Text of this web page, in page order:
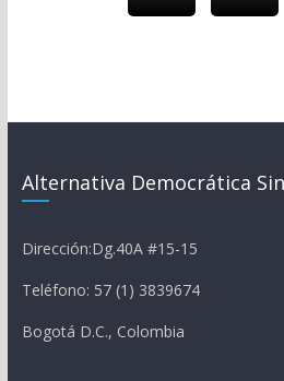
Alternativa Democrática
Dirección:Dg.40A #15-15
Teléfono: 57 (1) 3839674
Bogotá D.C., Colombia